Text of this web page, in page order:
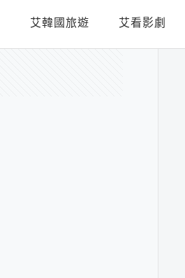
艾韓國旅遊 艾看影劇